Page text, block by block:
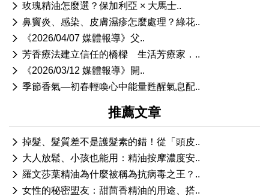
玫瑰精油怎麼選？保加利亞 × 大馬士..
鼻竇炎、感染、皮膚濕疹怎麼處理？綠花..
《2026/04/07 媒體報導》父..
芳香療法建立信任的橋樑 生活芳療家．..
《2026/03/12 媒體報導》開..
季節香氣—初春輕喚心中能量甦醒氣息配..
推薦文章
掉髮、髮質差不是護髮素的錯！從「頭皮..
大人放鬆、小孩也能用：精油按摩濃度安..
羅文莎葉精油為什麼被稱為抗病毒之王？..
女性的秘密盟友：甜茴香精油的用途、搭..